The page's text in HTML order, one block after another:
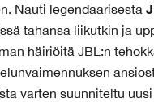
Nauti legendaarisesta
tahansa liikutkin ja
häiriöitä JBL:n
varten suunniteltu uusi